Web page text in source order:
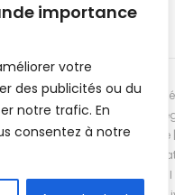
importance
votre
des publicités ou du
notre trafic. En
consentez à notre
en Guinée | Footballeurs
| Mercato | Lions du
| But | Actualité au Guinée
| Match Guinee |
Equipe | Guinée | Le